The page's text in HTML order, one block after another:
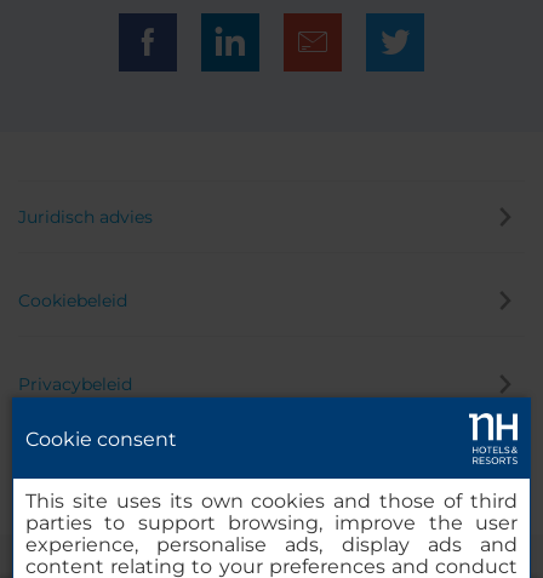
Juridisch advies
Cookiebeleid
Privacybeleid
Cookie consent
This site uses its own cookies and those of third
parties to support browsing, improve the user
experience, personalise ads, display ads and
content relating to your preferences and conduct